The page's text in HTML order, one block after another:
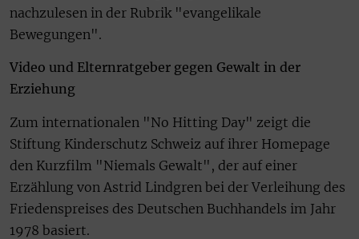
nachzulesen in der Rubrik "evangelikale
Bewegungen".
Video und Elternratgeber gegen Gewalt in der
Erziehung
Zum internationalen "No Hitting Day" zeigt die
Stiftung Kinderschutz Schweiz auf ihrer Homepage
den Kurzfilm "Niemals Gewalt", der auf einer
Erzählung von Astrid Lindgren bei der Verleihung des
Friedenspreises des Deutschen Buchhandels im Jahr
1978 basiert.